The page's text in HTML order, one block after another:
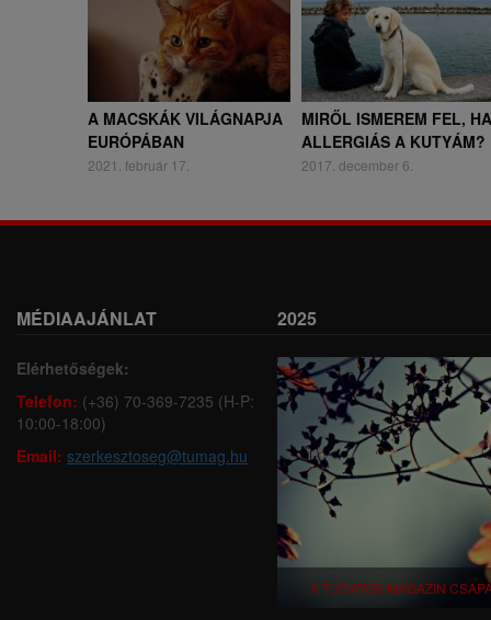
A MACSKÁK VILÁGNAPJA
EURÓPÁBAN
2021. február 17.
MIRŐL ISMEREM FEL, HA
ALLERGIÁS A KUTYÁM?
2017. december 6.
MÉDIAAJÁNLAT
Elérhetőségek:
Telefon: (+36) 70-369-7235 (H-P:
10:00-18:00)
Email: szerkesztoseg@tumag.hu
2025
A TUDATOS MAGAZIN